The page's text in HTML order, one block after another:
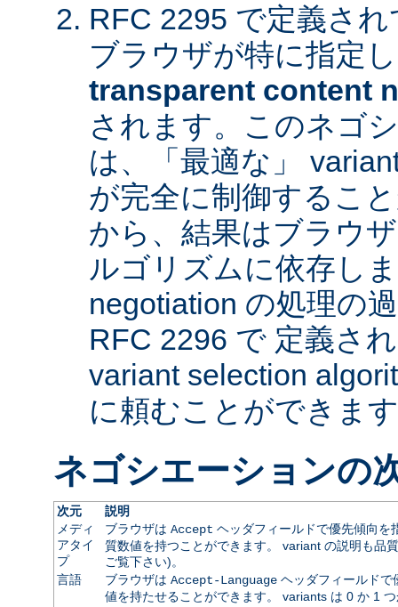
RFC 2295 で定義さ
ブラウザが特に指定
transparent content
されます。このネゴ
は、「最適な」
が完全に制御するこ
から、結果はブラウ
ルゴリズムに依存し
negotiation の処理の
RFC 2296 で 定義さ
variant selection
に頼むことができま
ネゴシエーションの
次元
説明
メディ
アタイ
プ
ブラウザは Accept ヘッダフィールドで優先傾向を
質数値を持つことができます。 variant の説明も品
ご覧下さい)。
言語
ブラウザは Accept-Languageヘッダフィールドで
値を持たせることができます。 variants は 0 か 1